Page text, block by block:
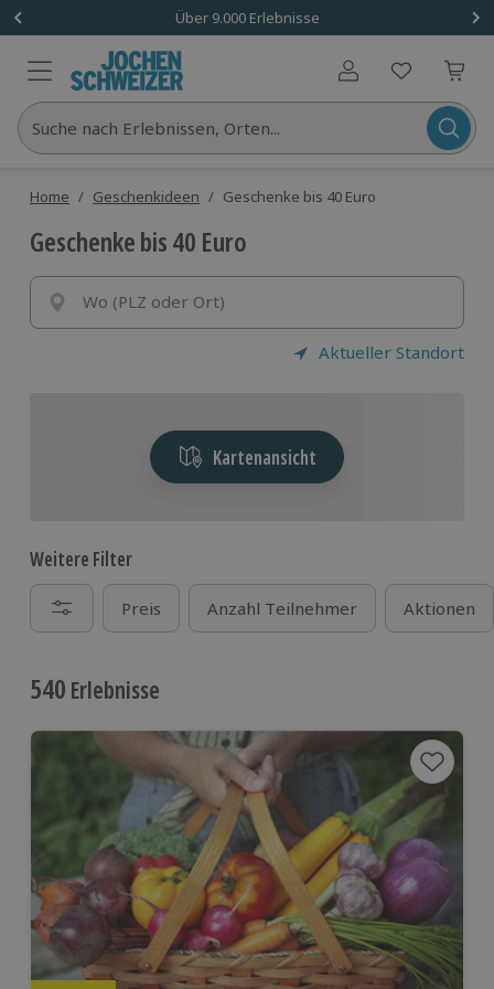
Über 9.000 Erlebnisse
Benutzerkonto
Suche nach Erlebnissen, Orten...
Home / Geschenkideen / Geschenke bis 40 Euro
Geschenke bis 40 Euro
Wo (PLZ oder Ort)
Aktueller Standort
Kartenansicht
Weitere Filter
Preis Anzahl Teilnehmer Aktionen
540 Erlebnisse